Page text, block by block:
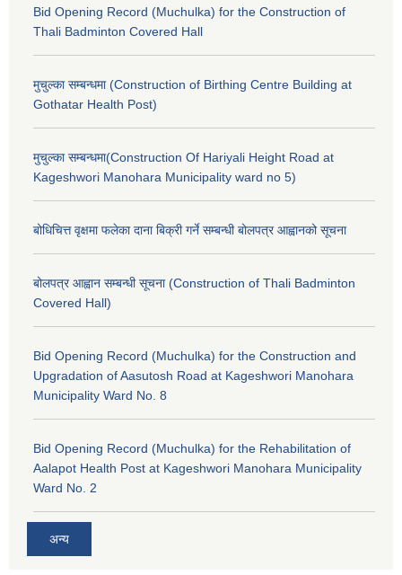
Bid Opening Record (Muchulka) for the Construction of
Thali Badminton Covered Hall
मुचुल्का सम्बन्धमा (Construction of Birthing Centre Building at
Gothatar Health Post)
मुचुल्का सम्बन्धमा(Construction Of Hariyali Height Road at
Kageshwori Manohara Municipality ward no 5)
बोधिचित्त वृक्षमा फलेका दाना बिक्री गर्ने सम्बन्धी बोलपत्र आह्वानको सूचना
बोलपत्र आह्वान सम्बन्धी सूचना (Construction of Thali Badminton
Covered Hall)
Bid Opening Record (Muchulka) for the Construction and
Upgradation of Aasutosh Road at Kageshwori Manohara
Municipality Ward No. 8
Bid Opening Record (Muchulka) for the Rehabilitation of
Aalapot Health Post at Kageshwori Manohara Municipality
Ward No. 2
अन्य